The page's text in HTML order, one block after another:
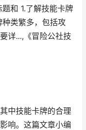
和 1.了解技能卡牌
类繁多，包括攻
详...,《冒险公社技
中技能卡牌的合理
响。这篇文章小编